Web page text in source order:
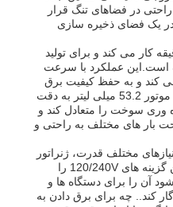
در فضاهای تنگ قرار
یک فضای ذخیره سازی
۵۵۰۰ دور در دقیقه کار می کند و برای تولید
است.این عملکرد با سرعت
می کند و به حفظ کیفیت برق
تولید شده کمک می کندنیروی کار موتور 53.2 میلی لیتر به دقت
وری سوخت را متعادل کند و
بار های مختلف به راحتی و
مختلف قدرت، ژنراتور
اینورتر ولتاژ نامی 230V و همچنین گزینه های 120/240V را
آن را برای دستگاه ها و
کند.. چه برای برق دادن به